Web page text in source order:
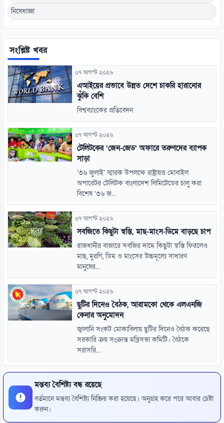
নিষেধাজ্ঞা
সংশ্লিষ্ট খবর
০৭ আগস্ট ২০২৬
এআইয়ের প্রভাবে উন্নত দেশে চাকরি হারানোর
ঝুঁকি বেশি
বিশ্বব্যাংকের প্রতিবেদন
০৭ আগস্ট ২০২৬
টেলিটকের ‘জেন-জেড’ অফারে তরুণদের ব্যাপক
সাড়া
‘৩৬ জুলাই’ স্মারক উপলক্ষে রাষ্ট্রায়ত্ত মোবাইল
অপারেটর টেলিটক বাংলাদেশ লিমিটেডের চালু করা
বিশেষ ‘৩৬ জ...
০৭ আগস্ট ২০২৬
সবজিতে কিছুটা স্বস্তি, মাছ-মাংস-ডিমে বাড়ছে চাপ
রাজধানীর বাজারে সবজির দামে কিছুটা স্বস্তি ফিরলেও
মাছ, মুরগি, ডিম ও মাংসের উচ্চমূল্যে সাধারণ
মানুষের...
০৭ আগস্ট ২০২৬
ছুটির দিনেও বৈঠক, আরামকো থেকে এলএনজি
কেনার অনুমোদন
জ্বালানি সংকট মোকাবিলায় ছুটির দিনেও বৈঠক করেছে
সরকারি ক্রয় সংক্রান্ত মন্ত্রিসভা কমিটি। বৈঠকে
সরাসরি...
মন্তব্য বৈশিষ্ট্য বন্ধ রয়েছে
বর্তমানে মন্তব্য বৈশিষ্ট্য নিষ্ক্রিয় করা হয়েছে। অনুগ্রহ করে পরে আবার চেষ্টা
করুন।